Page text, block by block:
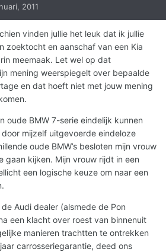
2011
vinden jullie het leuk dat ik jullie
zoektocht en aanschaf van een Kia
meemaak. Let wel op dat
mening weerspiegelt over bepaalde
en dat hoeft niet met jouw mening
oude BMW 7-serie eindelijk kunnen
mijzelf uitgevoerde eindeloze
oude BMW’s besloten mijn vrouw
gaan kijken. Mijn vrouw rijdt in een
een logische keuze om naar een
Audi dealer (alsmede de Pon
een klacht over roest van binnenuit
manieren trachtten te ontrekken
carrosseriegarantie, deed ons